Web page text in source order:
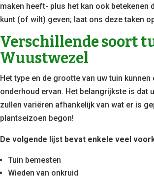
maken heeft- plus het kan ook
kunt (of wilt) geven; laat ons deze taken
Verschillende soort
Wuustwezel
Het type en de grootte van uw tuin
onderhoud ervan. Het belangrijkste is
zullen variëren afhankelijk van wat er is
plantseizoen begon!
De volgende lijst bevat enkele veel
Tuin bemesten
Wieden van onkruid